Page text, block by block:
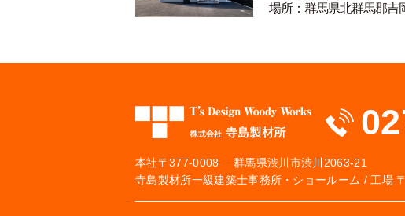
場所：群馬県北群馬郡吉
本社〒377-0008 群馬県渋川市渋川2063-21
寺島製材所一級建築士事務所・ショールーム / 工場